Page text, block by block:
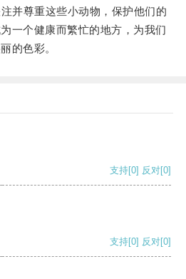
尊重这些小动物，保护他们的
一个健康而繁忙的地方，为我们
的色彩。
支持[0] 反对[0]
支持[0] 反对[0]